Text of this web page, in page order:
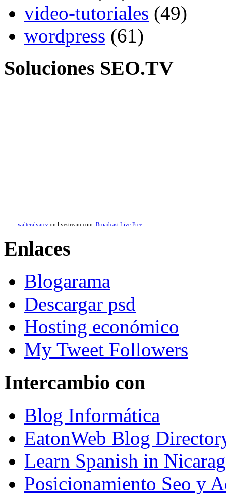
video-tutoriales (49)
wordpress (61)
Soluciones SEO.TV
walteralvarezon livestream.com. Broadcast Live Free
Enlaces
Blogarama
Descargar psd
Hosting económico
My Tweet Followers
Intercambio con
Blog Informática
EatonWeb Blog
Learn Spanish in
Posicionamiento Seo y